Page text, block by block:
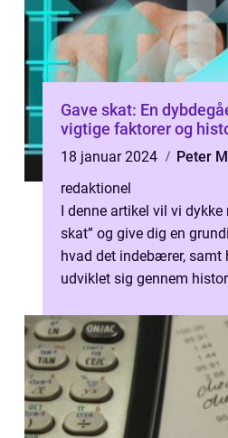
Gave skat: En
vigtige faktorer og
18 januar 2024
Peter
redaktionel
I denne artikel vil vi dykke
skat” og give dig en
hvad det indebærer, samt
udviklet sig gennem